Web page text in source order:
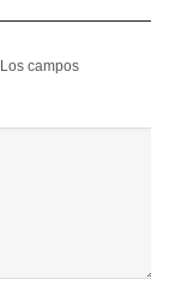
Los campos